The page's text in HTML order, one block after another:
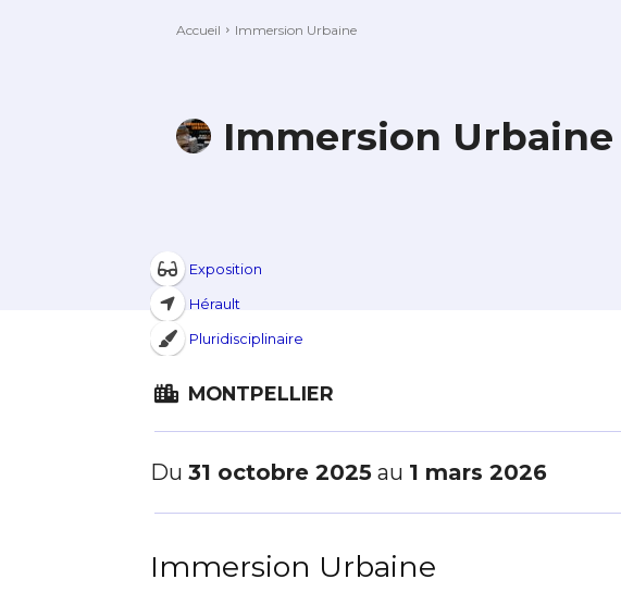
Accueil Immersion Urbaine
Immersion Urbaine
Exposition
Hérault
Pluridisciplinaire
MONTPELLIER
Du 31 octobre 2025 au 1 mars 2026
Immersion Urbaine